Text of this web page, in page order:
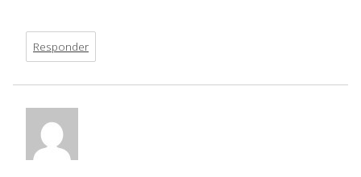
Responder